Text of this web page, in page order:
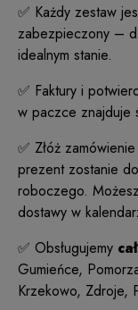
✅ Każdy zestaw
zabezpieczony –
idealnym stanie.
✅ Faktury i
w paczce znajduje
✅ Złóż zamówienie
prezent zostanie
roboczego.
dostawy w
✅ Obsługujemy
Gumieńce,
Krzekowo, Zdroje,